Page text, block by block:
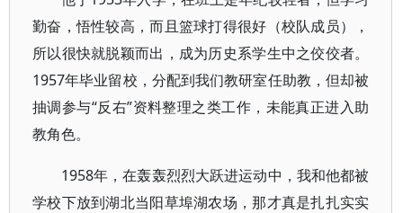
勤奋，悟性较高，而且篮球打得很好（校队成员），
所以很快就脱颖而出，成为历史系学生中之佼佼者。
1957年毕业留校，分配到我们教研室任助教，但却被
抽调参与“反右”资料整理之类工作，未能真正进入助
教角色。
1958年，在轰轰烈烈大跃进运动中，我和他都被
学校下放到湖北当阳草埠湖农场，那才真是扎扎实实